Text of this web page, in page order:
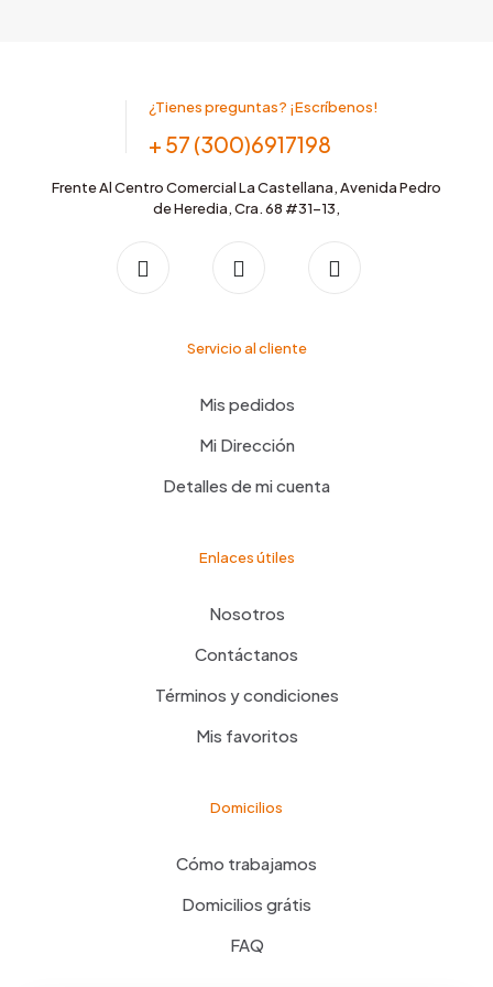
¿Tienes preguntas? ¡Escríbenos!
+ 57 (300)6917198
Frente Al Centro Comercial La Castellana, Avenida Pedro
de Heredia, Cra. 68 #31-13,
Servicio al cliente
Mis pedidos
Mi Dirección
Detalles de mi cuenta
Enlaces útiles
Nosotros
Contáctanos
Términos y condiciones
Mis favoritos
Domicilios
Cómo trabajamos
Domicilios grátis
FAQ